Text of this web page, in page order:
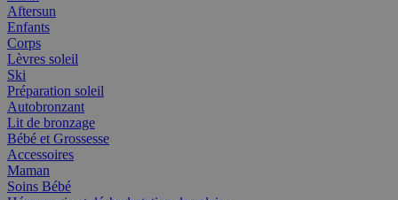
Aftersun
Enfants
Corps
Lèvres soleil
Ski
Préparation soleil
Autobronzant
Lit de bronzage
Bébé et Grossesse
Accessoires
Maman
Soins Bébé